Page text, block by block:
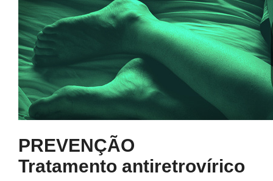
PREVENÇÃO
Tratamento antiretrovírico